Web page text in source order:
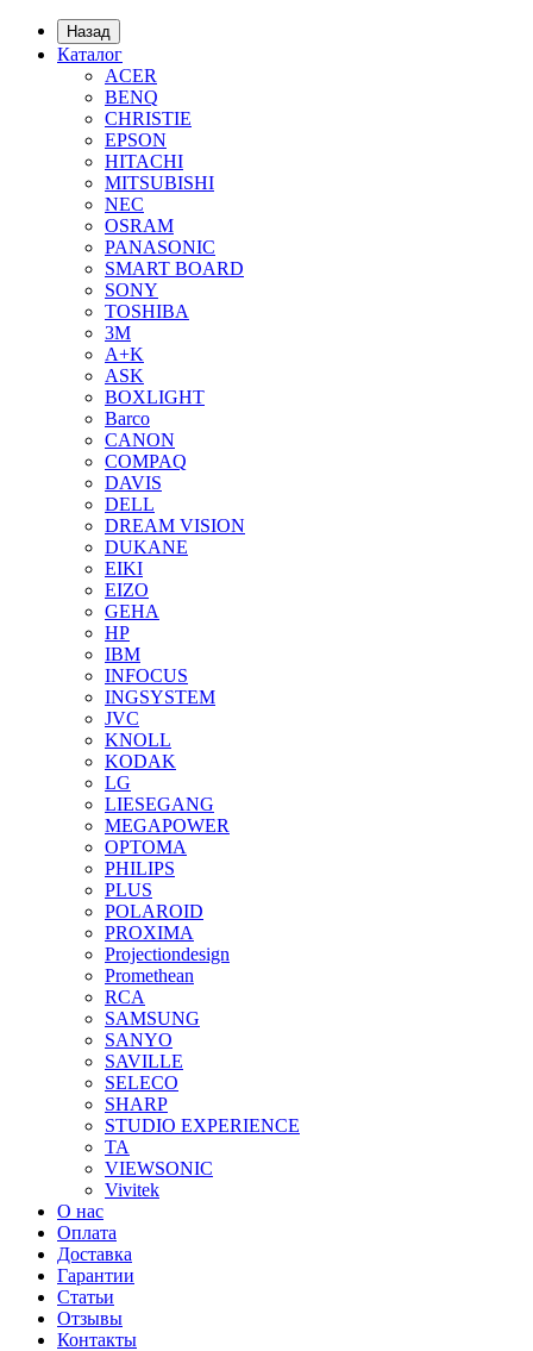
Назад
Каталог
ACER
BENQ
CHRISTIE
EPSON
HITACHI
MITSUBISHI
NEC
OSRAM
PANASONIC
SMART BOARD
SONY
TOSHIBA
3М
A+K
ASK
BOXLIGHT
Barco
CANON
COMPAQ
DAVIS
DELL
DREAM VISION
DUKANE
EIKI
EIZO
GEHA
HP
IBM
INFOCUS
INGSYSTEM
JVC
KNOLL
KODAK
LG
LIESEGANG
MEGAPOWER
OPTOMA
PHILIPS
PLUS
POLAROID
PROXIMA
Projectiondesign
Promethean
RCA
SAMSUNG
SANYO
SAVILLE
SELECO
SHARP
STUDIO EXPERIENCE
TA
VIEWSONIC
Vivitek
О нас
Оплата
Доставка
Гарантии
Статьи
Отзывы
Контакты